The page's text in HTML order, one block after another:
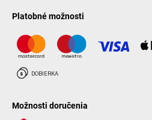
Platobné možnosti
Možnosti doručenia